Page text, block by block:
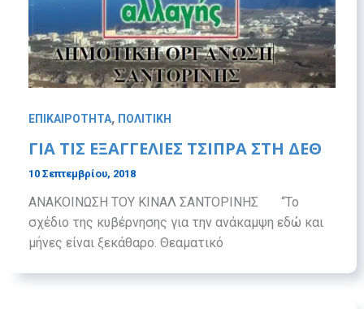
ΕΠΙΚΑΙΡΟΤΗΤΑ, ΠΟΛΙΤΙΚΗ
ΓΙΑ ΤΙΣ ΕΞΑΓΓΕΛΙΕΣ ΤΣΙΠΡΑ ΣΤΗ ΔΕΘ
10 Σεπτεμβρίου, 2018
ΑΝΑΚΟΙΝΩΣΗ ΤΟΥ ΚΙΝΑΛ ΣΑΝΤΟΡΙΝΗΣ “Το
σχέδιο της κυβέρνησης για την ανάκαμψη εδώ και
μήνες είναι ξεκάθαρο. Θεαματικό